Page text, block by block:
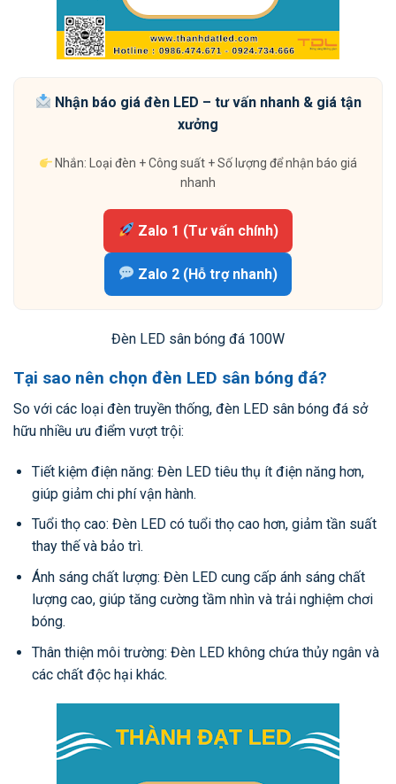
Nhận báo giá đèn LED – tư vấn nhanh & giá tận
xưởng
Nhắn: Loại đèn + Công suất + Số lượng để nhận báo giá
nhanh
Zalo 1 (Tư vấn chính)
Zalo 2 (Hỗ trợ nhanh)
Đèn LED sân bóng đá 100W
Tại sao nên chọn đèn LED sân bóng đá?
So với các loại đèn truyền thống, đèn LED sân bóng đá sở
hữu nhiều ưu điểm vượt trội:
Tiết kiệm điện năng: Đèn LED tiêu thụ ít điện năng hơn,
giúp giảm chi phí vận hành.
Tuổi thọ cao: Đèn LED có tuổi thọ cao hơn, giảm tần suất
thay thế và bảo trì.
Ánh sáng chất lượng: Đèn LED cung cấp ánh sáng chất
lượng cao, giúp tăng cường tầm nhìn và trải nghiệm chơi
bóng.
Thân thiện môi trường: Đèn LED không chứa thủy ngân và
các chất độc hại khác.